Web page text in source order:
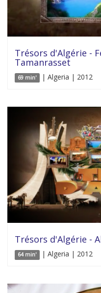
Trésors d'Algérie -
Tamanrasset
69 min' | Algeria | 2012
Trésors d'Algérie -
64 min' | Algeria | 2012